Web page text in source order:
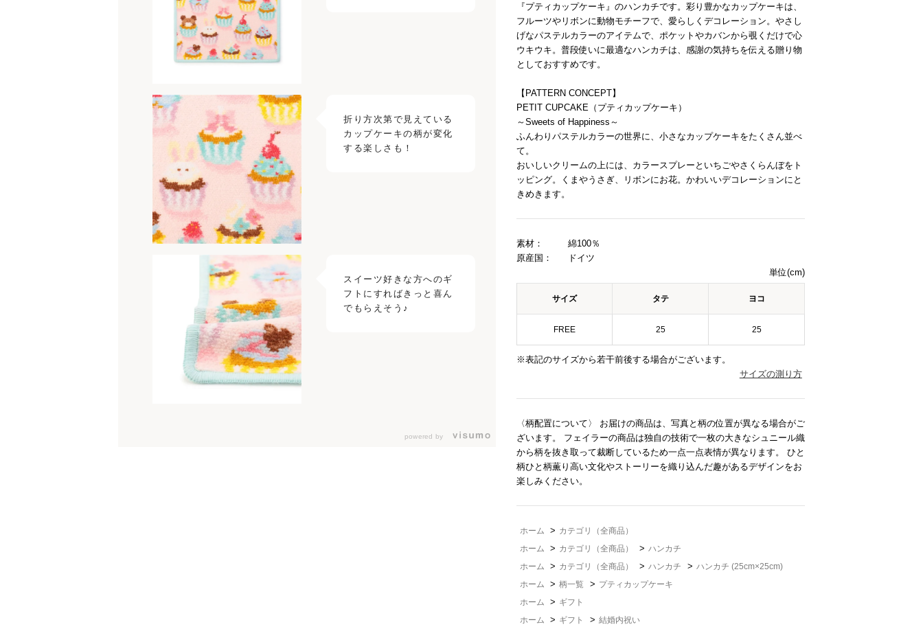
折り方次第で見えている
カップケーキの柄が変化
する楽しさも！
スイーツ好きな方へのギ
フトにすればきっと喜ん
でもらえそう♪
powered by
『プティカップケーキ』のハンカチです。彩り豊かなカップケーキは、
フルーツやリボンに動物モチーフで、愛らしくデコレーション。やさし
げなパステルカラーのアイテムで、ポケットやカバンから覗くだけで心
ウキウキ。普段使いに最適なハンカチは、感謝の気持ちを伝える贈り物
としておすすめです。
【PATTERN CONCEPT】
PETIT CUPCAKE（プティカップケーキ）
～Sweets of Happiness～
ふんわりパステルカラーの世界に、小さなカップケーキをたくさん並べ
て。
おいしいクリームの上には、カラースプレーといちごやさくらんぼをト
ッピング。くまやうさぎ、リボンにお花。かわいいデコレーションにと
きめきます。
素材：
綿100％
原産国：
ドイツ
単位(cm)
サイズ タテ ヨコ
FREE 25 25
※表記のサイズから若干前後する場合がございます。
サイズの測り方
〈柄配置について〉 お届けの商品は、写真と柄の位置が異なる場合がご
ざいます。 フェイラーの商品は独自の技術で一枚の大きなシュニール織
から柄を抜き取って裁断しているため一点一点表情が異なります。 ひと
柄ひと柄薫り高い文化やストーリーを織り込んだ趣があるデザインをお
楽しみください。
ホーム > カテゴリ（全商品）
ホーム
> カテゴリ（全商品） > ハンカチ
ホーム
> カテゴリ（全商品） > ハンカチ > ハンカチ (25cm×25cm)
ホーム
> 柄一覧 > プティカップケーキ
ホーム
> ギフト
ホーム
> ギフト > 結婚内祝い